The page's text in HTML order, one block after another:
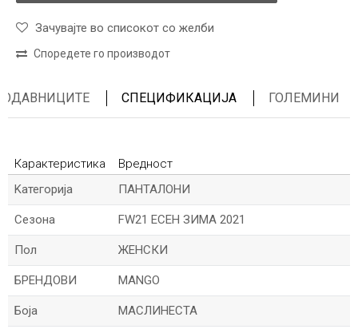
Зачувајте во списокот со желби
Споредете го производот
СПЕЦИФИКАЦИЈА ГОЛЕМИНИ
Карактеристика
Вредност
Kатегорија
ПАНТАЛОНИ
Сезона FW21 ЕСЕН ЗИМА 2021
Пол ЖЕНСКИ
БРЕНДОВИ MANGO
Боја МАСЛИНЕСТА